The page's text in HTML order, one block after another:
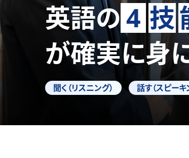
英語の4 技
が確実に身
聞く（リスニング） 話す（スピーキ